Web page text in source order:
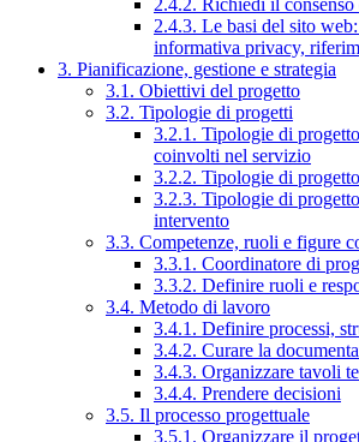
2.4.2. Richiedi il consenso
2.4.3. Le basi del sito
informativa privacy,
3. Pianificazione, gestione e strategia
3.1. Obiettivi del progetto
3.2. Tipologie di progetti
3.2.1. Tipologie di
coinvolti nel servizio
3.2.2. Tipologie di
3.2.3. Tipologie di
intervento
3.3. Competenze, ruoli e figure
3.3.1. Coordinatore di
3.3.2. Definire ruoli e
3.4. Metodo di lavoro
3.4.1. Definire processi,
3.4.2. Curare la
3.4.3. Organizzare tavoli
3.4.4. Prendere decisioni
3.5. Il processo progettuale
3.5.1. Organizzare il